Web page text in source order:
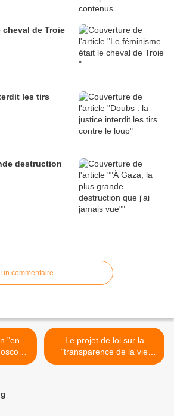
cheval de Troie
les tirs
destruction
commentaire
pas
Le projet de loi sur la
"transparence de la vie
politique" voté : la